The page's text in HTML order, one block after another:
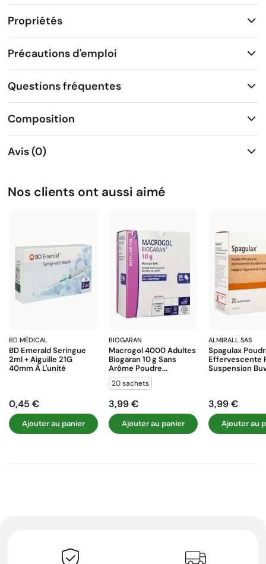
Propriétés
Précautions d'emploi
Questions fréquentes
Composition
Avis (0)
Nos clients ont aussi aimé
BD MÉDICAL
BD Emerald Seringue
2ml + Aiguille 21G
40mm À L'unité
Prix
0,45 €
Ajouter au panier
BIOGARAN
Macrogol 4000 Adultes
Biogaran 10 G Sans
Arôme Poudre...
20 sachets
Prix
3,99 €
Ajouter au panier
ALMIRALL SAS
Spagulax
Effervescente
Suspension
Prix
3,99 €
Ajouter au